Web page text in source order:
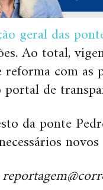
geral das
Ao total,
com as
de
da ponte